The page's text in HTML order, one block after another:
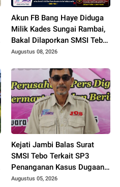
Akun FB Bang Haye Diduga
Milik Kades Sungai Rambai,
Bakal Dilaporkan SMSI Tebo
ke Polisi Terkait UU ITE
Augustus 08, 2026
Kejati Jambi Balas Surat
SMSI Tebo Terkait SP3
Penanganan Kasus Dugaan
Korupsi di DPUPR Tebo Rp
Augustus 05, 2026